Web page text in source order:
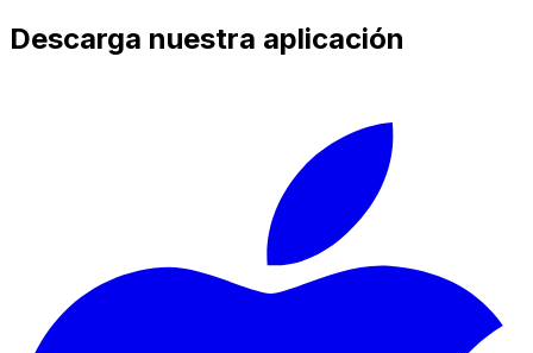
Descarga nuestra aplicación